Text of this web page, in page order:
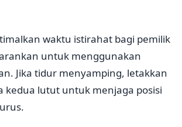
waktu istirahat bagi pemilik
untuk menggunakan
Jika tidur menyamping, letakkan
kedua lutut untuk menjaga posisi